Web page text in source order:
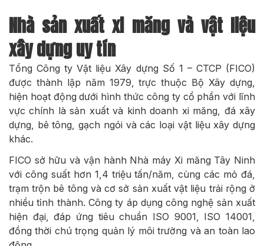
Nhà sản xuất xi măng và vật liệu
xây dựng uy tín
Tổng Công ty Vật liệu Xây dựng Số 1 – CTCP (FICO)
được thành lập năm 1979, trực thuộc Bộ Xây dựng,
hiện hoạt động dưới hình thức công ty cổ phần với lĩnh
vực chính là sản xuất và kinh doanh xi măng, đá xây
dựng, bê tông, gạch ngói và các loại vật liệu xây dựng
khác.
FICO sở hữu và vận hành Nhà máy Xi măng Tây Ninh
với công suất hơn 1,4 triệu tấn/năm, cùng các mỏ đá,
trạm trộn bê tông và cơ sở sản xuất vật liệu trải rộng ở
nhiều tỉnh thành. Công ty áp dụng công nghệ sản xuất
hiện đại, đáp ứng tiêu chuẩn ISO 9001, ISO 14001,
đồng thời chú trọng quản lý môi trường và an toàn lao